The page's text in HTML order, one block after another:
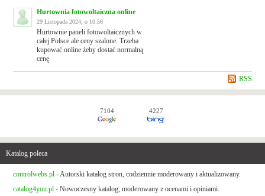
Hurtownia fotowoltaiczna online
29 Listopada 2024, o 10:56
Hurtownie paneli fotowoltaicznych w
całej Polsce ale ceny szalone. Trzeba
kupować online żeby dostać normalną
cenę
RSS
7104 4227
Katalog poleca
controlwebs.pl - Autorski katalog stron, codziennie moderowany i aktualizowany.
catalog4you.pl - Nowoczesny katalog, moderowany z ocenami i opiniami.